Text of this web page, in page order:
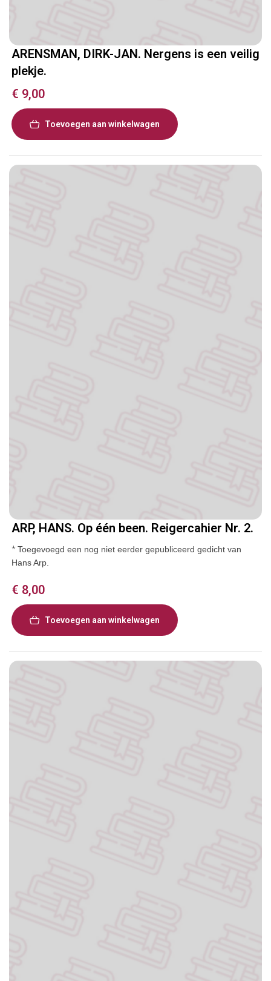
ARENSMAN, DIRK-JAN. Nergens is een veilig
plekje.
€ 9,00
Toevoegen aan winkelwagen
ARP, HANS. Op één been. Reigercahier Nr. 2.
*Toegevoegd een nog niet eerder gepubliceerd gedicht van
Hans Arp.
€ 8,00
Toevoegen aan winkelwagen